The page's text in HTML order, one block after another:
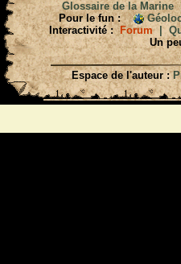
Glossaire de la Marine
Pour le fun :
Interactivité : Forum|
Un
Espace de l'auteur :